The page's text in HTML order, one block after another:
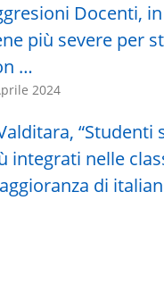
Docenti,
più severe per
…
2024